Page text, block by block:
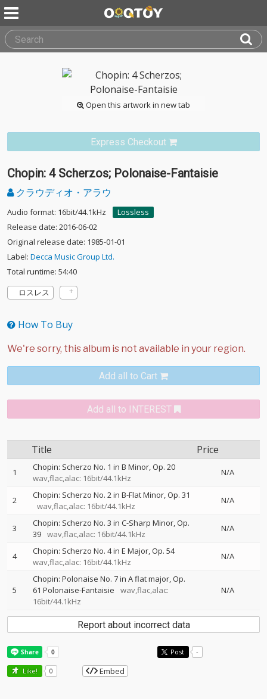
Open this artwork in new tab
Express Checkout
Chopin: 4 Scherzos; Polonaise-Fantaisie
クラウディオ・アラウ
Audio format: 16bit/44.1kHz
Lossless
Release date: 2016-06-02
Original release date: 1985-01-01
Label: Decca Music Group Ltd.
Total runtime: 54:40
ロスレス
How To Buy
Add all to Cart
Add all to INTEREST
Title Price
1
Chopin: Scherzo No. 1 in B Minor, Op. 20
wav,flac,alac: 16bit/44.1kHz
N/A
2
Chopin: Scherzo No. 2 in B-Flat Minor, Op. 31
wav,flac,alac: 16bit/44.1kHz
N/A
3
Chopin: Scherzo No. 3 in C-Sharp Minor, Op.
39 wav,flac,alac: 16bit/44.1kHz
N/A
4
Chopin: Scherzo No. 4 in E Major, Op. 54
wav,flac,alac: 16bit/44.1kHz
N/A
5
Chopin: Polonaise No. 7 in A flat major, Op.
61 Polonaise-Fantaisie
wav,flac,alac:
16bit/44.1kHz
N/A
Report about incorrect data
Post -
Like! 0 Embed